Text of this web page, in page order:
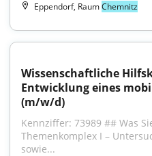
Eppendorf, RaumChemnitz
Wissenschaftliche
Entwicklung eines
(m/w/d)
Kennziffer: 73989 ## Was
Themenkomplex I –
sowie...